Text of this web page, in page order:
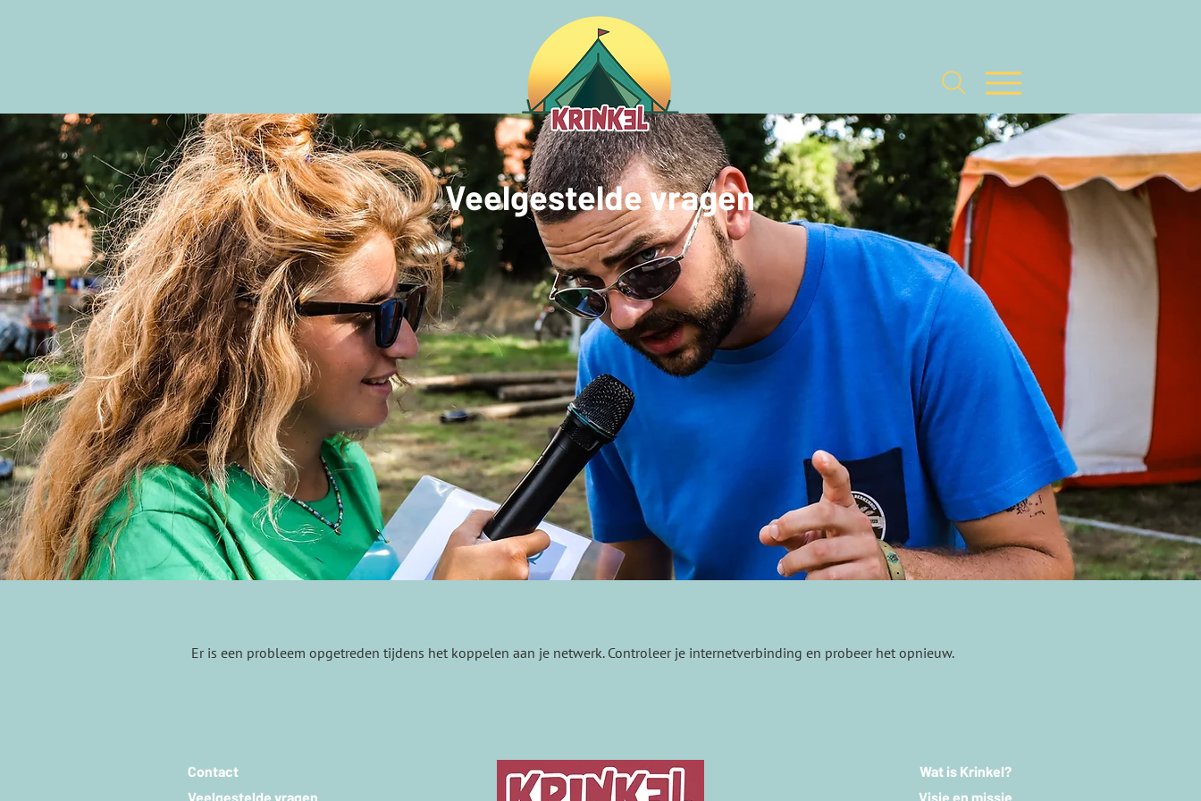
Veelgestelde vragen
Er is een probleem opgetreden tijdens het koppelen aan je netwerk. Controleer je internetverbinding en probeer het opnieuw.
Contact
Veelgestelde vragen
Wat is Krinkel?
Visie en missie